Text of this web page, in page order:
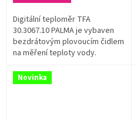
Digitální teploměr TFA
30.3067.10 PALMA je vybaven
bezdrátovým plovoucím čidlem
na měření teploty vody.
Novinka